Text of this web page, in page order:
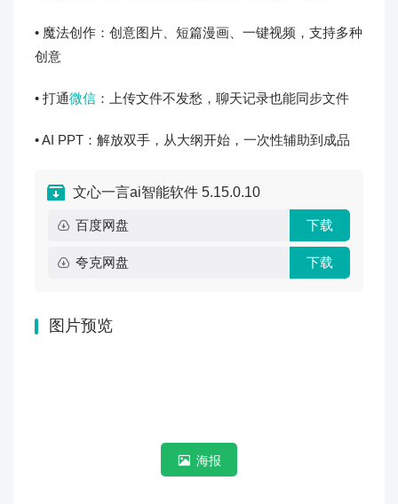
• 魔法创作：创意图片、短篇漫画、一键视频，支持多种
创意
• 打通微信 ：上传文件不发愁，聊天记录也能同步文件
• AI PPT：解放双手，从大纲开始，一次性辅助到成品
文心一言ai智能软件 5.15.0.10
百度网盘 下载
夸克网盘 下载
图片预览
海报